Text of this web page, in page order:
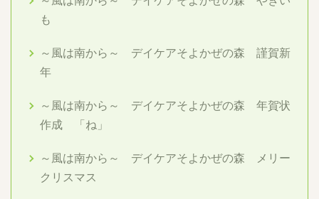
も
～風は南から～ デイケアそよかぜの森 謹賀新
年
～風は南から～ デイケアそよかぜの森 年賀状
作成 「ね」
～風は南から～ デイケアそよかぜの森 メリー
クリスマス